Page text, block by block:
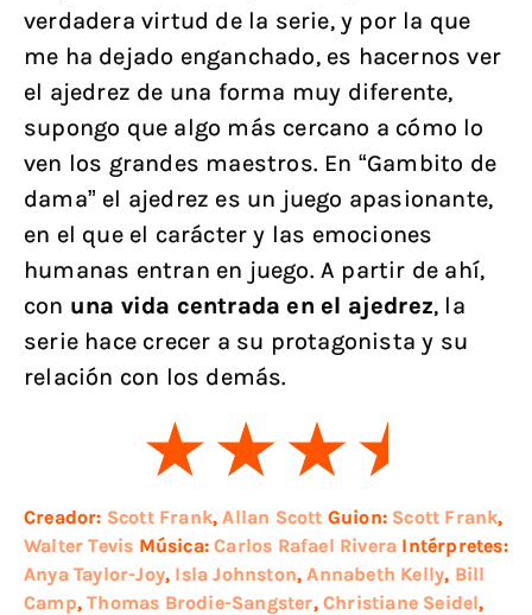
verdadera virtud de la serie, y por la que
me ha dejado enganchado, es hacernos ver
el ajedrez de una forma muy diferente,
supongo que algo más cercano a cómo lo
ven los grandes maestros. En “Gambito de
dama” el ajedrez es un juego apasionante,
en el que el carácter y las emociones
humanas entran en juego. A partir de ahí,
con una vida centrada en el ajedrez, la
serie hace crecer a su protagonista y su
relación con los demás.
Creador: Scott Frank,Allan Scott Guion: Scott Frank,
Walter Tevis Música:Carlos Rafael Rivera Intérpretes:
Anya Taylor-Joy, Isla Johnston,Annabeth Kelly, Bill
Camp,Thomas Brodie-Sangster,Christiane Seidel,